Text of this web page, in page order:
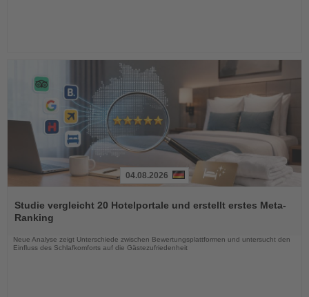
Sie
die
Nachrichten
04.08.2026
Studie vergleicht 20 Hotelportale und erstellt erstes Meta-
Ranking
Neue Analyse zeigt Unterschiede zwischen Bewertungsplattformen und untersucht den
Einfluss des Schlafkomforts auf die Gästezufriedenheit